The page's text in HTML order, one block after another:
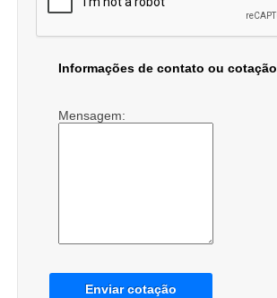
Informações de contato ou cotação
Mensagem:
Enviar cotação